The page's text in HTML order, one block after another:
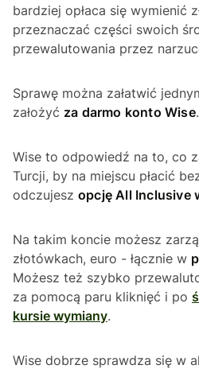
bardziej opłaca się wymienić
przeznaczać części swoich
przewalutowania przez
Sprawę można załatwić
założyć za darmo konto Wise.
Wise to odpowiedź na to, co
Turcji, by na miejscu płacić
odczujesz opcję All Inclusive
Na takim koncie możesz
złotówkach, euro - łącznie w
Możesz też szybko
za pomocą paru kliknięć i po
kursie wymiany.
Wise dobrze sprawdza się w